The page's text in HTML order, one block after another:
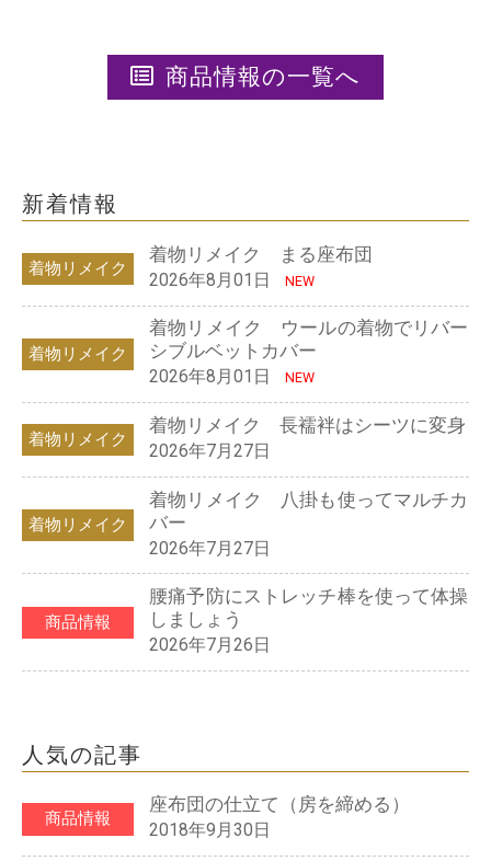
商品情報の一覧へ
新着情報
着物リメイク
着物リメイク まる座布団
2026年8月01日
NEW
着物リメイク
着物リメイク ウールの着物でリバー
シブルベットカバー
2026年8月01日
NEW
着物リメイク
着物リメイク 長襦袢はシーツに変身
2026年7月27日
着物リメイク
着物リメイク 八掛も使ってマルチカ
バー
2026年7月27日
商品情報
腰痛予防にストレッチ棒を使って体操
しましょう
2026年7月26日
人気の記事
商品情報
座布団の仕立て（房を締める）
2018年9月30日